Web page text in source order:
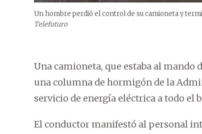
Un hombre perdió el control de su camioneta y
Telefuturo
Una camioneta, que estaba al
una columna de hormigón de la
servicio de energía eléctrica a todo el
El conductor manifestó al personal